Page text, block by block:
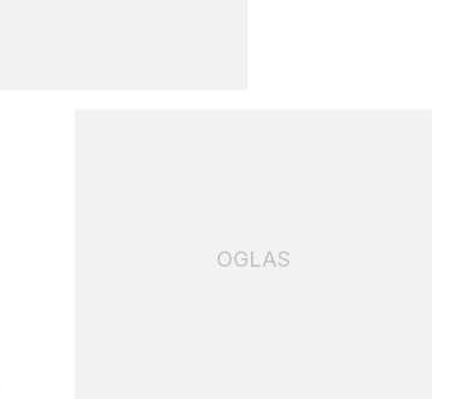
OGLAS